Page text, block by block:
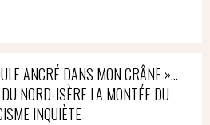
ANCRÉ DANS MON CRÂNE »…
NORD-ISÈRE LA MONTÉE DU
INQUIÈTE